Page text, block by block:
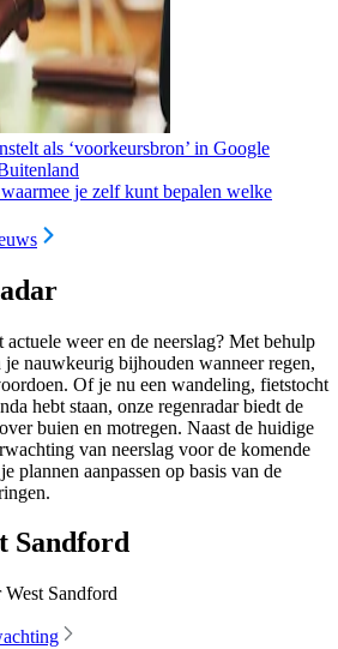
als ‘voorkeursbron’ in Google
je zelf kunt bepalen welke
weer en de neerslag? Met behulp
nauwkeurig bijhouden wanneer regen,
Of je nu een wandeling, fietstocht
hebt staan, onze regenradar biedt de
buien en motregen. Naast de huidige
van neerslag voor de komende
plannen aanpassen op basis van de
Sandford
Sandford